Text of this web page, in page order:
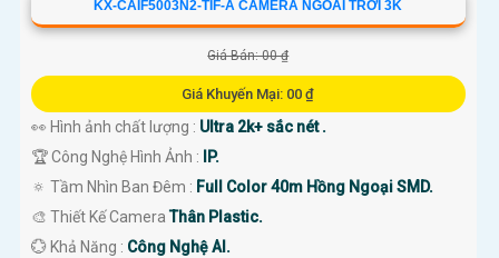
KX-CAIF5003N2-TIF-A CAMERA NGOÀI TRỜI 3K
Giá Bán: 00 ₫
Giá Khuyến Mại: 00 ₫
👀 Hình ảnh chất lượng : Ultra 2k+ sắc nét .
🏆 Công Nghệ Hình Ảnh :
IP.
🔅 Tầm Nhìn Ban Đêm : Full Color 40m Hồng Ngoại SMD.
🎨 Thiết Kế CameraThân Plastic.
️💮 Khả Năng : Công Nghệ AI.